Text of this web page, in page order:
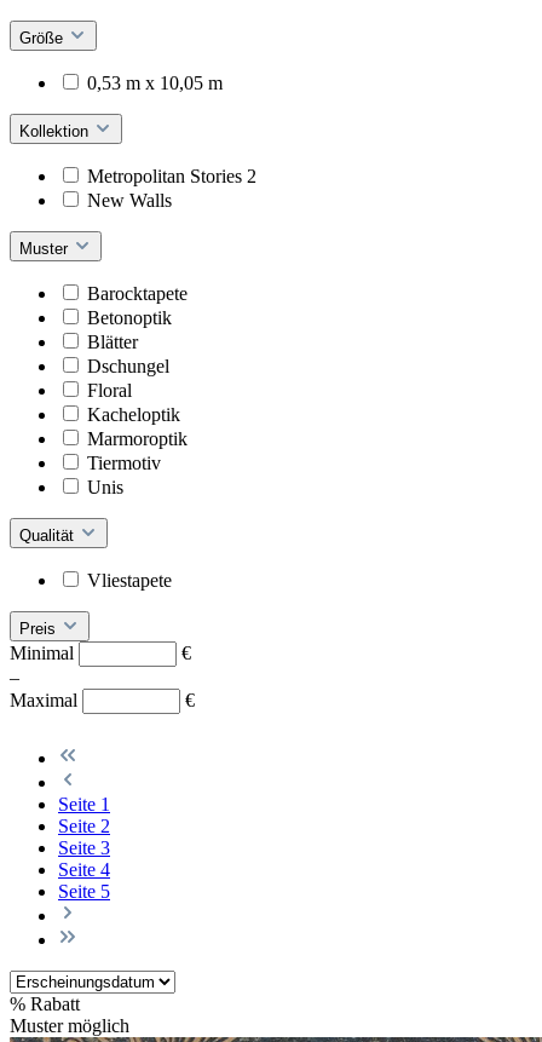
Größe
0,53 m x 10,05 m
Kollektion
Metropolitan Stories 2
New Walls
Muster
Barocktapete
Betonoptik
Blätter
Dschungel
Floral
Kacheloptik
Marmoroptik
Tiermotiv
Unis
Qualität
Vliestapete
Preis
Minimal
€
–
Maximal
€
Seite 1
Seite 2
Seite 3
Seite 4
Seite 5
% Rabatt
Muster möglich